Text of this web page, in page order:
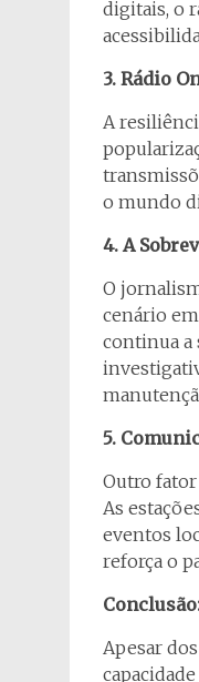
digitais, o
3. Rádio
A
o mundo
4. A
O
cenário
continua a
5.
Outro
As
eventos
reforça o
Apesar